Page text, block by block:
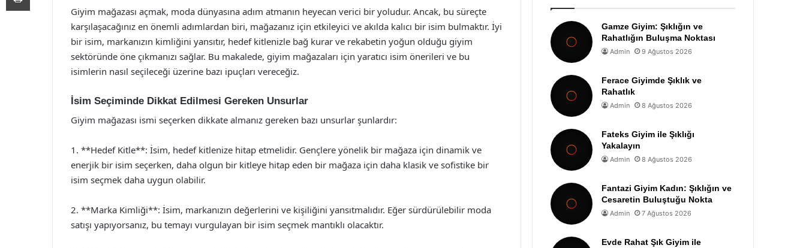
Giyim mağazası açmak, moda dünyasına adım atmanın heyecan verici bir yoludur. Ancak, bu süreçte
karşılaşacağınız en önemli adımlardan biri, mağazanız için etkileyici ve akılda kalıcı bir isim bulmaktır. İyi
bir isim, markanızın kimliğini yansıtır, hedef kitlenizle bağ kurar ve rekabetin yoğun olduğu giyim
sektöründe öne çıkmanızı sağlar. Bu makalede, giyim mağazaları için yaratıcı isim önerileri ve bu
isimlerin nasıl seçileceği üzerine bazı ipuçları vereceğiz.
İsim Seçiminde Dikkat Edilmesi Gereken Unsurlar
Giyim mağazası ismi seçerken dikkate almanız gereken bazı unsurlar şunlardır:
1. **Hedef Kitle**: İsim, hedef kitlenize hitap etmelidir. Gençlere yönelik bir mağaza için dinamik ve
enerjik bir isim seçerken, daha olgun bir kitleye hitap eden bir mağaza için daha klasik ve sofistike bir
isim seçmek daha uygun olabilir.
2. **Marka Kimliği**: İsim, markanızın değerlerini ve kişiliğini yansıtmalıdır. Eğer sürdürülebilir moda
satışı yapıyorsanız, bu temayı vurgulayan bir isim seçmek mantıklı olacaktır.
Gamze Giyim: Şıklığın ve
Rahatlığın Buluşma Noktası
Admin 9 Ağustos 2026
Ferace Giyimde Şıklık ve
Rahatlık
Admin 8 Ağustos 2026
Fateks Giyim ile Şıklığı
Yakalayın
Admin 8 Ağustos 2026
Fantazi Giyim Kadın: Şıklığın ve
Cesaretin Buluştuğu Nokta
Admin 7 Ağustos 2026
Evde Rahat Şık Giyim ile